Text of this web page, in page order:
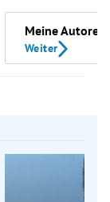
Meine Autoren
Weiter